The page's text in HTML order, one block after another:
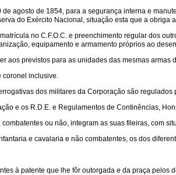
agosto de 1854, para a segurança interna e
do Exército Nacional, situação esta que a
no C.F.O.C. e preenchimento regular dos
equipamento e armamento próprios ao
aos previstos para as unidades das mesmas armas
coronel inclusive.
dos militares da Corporação são regulados
e os R.D.E. e Regulamentos de Continências,
ou não, integram as suas fileiras, com
e cavalaria e não combatentes, os dos
à patente que lhe fôr outorgada e da praça